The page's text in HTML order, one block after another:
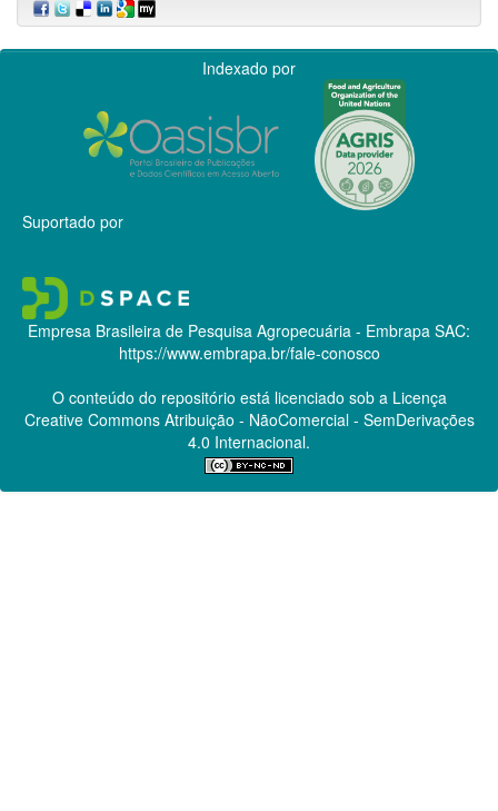
Indexado por
Suportado por
Empresa Brasileira de Pesquisa Agropecuária - Embrapa SAC:
https://www.embrapa.br/fale-conosco
O conteúdo do repositório está licenciado sob a Licença
Creative CommonsAtribuição - NãoComercial - SemDerivações
4.0 Internacional.